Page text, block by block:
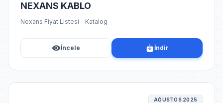
NEXANS KABLO
Nexans Fiyat Listesi - Katalog
İncele İndir
AĞUSTOS 2025